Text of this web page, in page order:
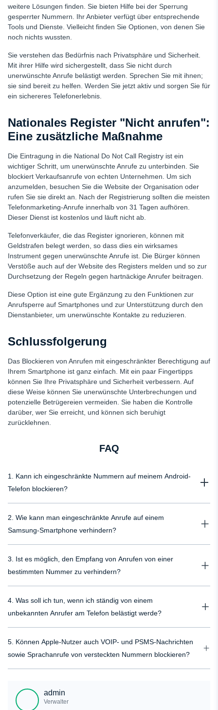
weitere Lösungen finden. Sie bieten Hilfe bei der Sperrung
gesperrter Nummern. Ihr Anbieter verfügt über entsprechende
Tools und Dienste. Vielleicht finden Sie Optionen, von denen Sie
noch nichts wussten.
Sie verstehen das Bedürfnis nach Privatsphäre und Sicherheit.
Mit ihrer Hilfe wird sichergestellt, dass Sie nicht durch
unerwünschte Anrufe belästigt werden. Sprechen Sie mit ihnen;
sie sind bereit zu helfen. Werden Sie jetzt aktiv und sorgen Sie für
ein sichereres Telefonerlebnis.
Nationales Register "Nicht anrufen":
Eine zusätzliche Maßnahme
Die Eintragung in die National Do Not Call Registry ist ein
wichtiger Schritt, um unerwünschte Anrufe zu unterbinden. Sie
blockiert Verkaufsanrufe von echten Unternehmen. Um sich
anzumelden, besuchen Sie die Website der Organisation oder
rufen Sie sie direkt an. Nach der Registrierung sollten die meisten
Telefonmarketing-Anrufe innerhalb von 31 Tagen aufhören.
Dieser Dienst ist kostenlos und läuft nicht ab.
Telefonverkäufer, die das Register ignorieren, können mit
Geldstrafen belegt werden, so dass dies ein wirksames
Instrument gegen unerwünschte Anrufe ist. Die Bürger können
Verstöße auch auf der Website des Registers melden und so zur
Durchsetzung der Regeln gegen hartnäckige Anrufer beitragen.
Diese Option ist eine gute Ergänzung zu den Funktionen zur
Anrufsperre auf Smartphones und zur Unterstützung durch den
Dienstanbieter, um unerwünschte Kontakte zu reduzieren.
Schlussfolgerung
Das Blockieren von Anrufen mit eingeschränkter Berechtigung auf
Ihrem Smartphone ist ganz einfach. Mit ein paar Fingertipps
können Sie Ihre Privatsphäre und Sicherheit verbessern. Auf
diese Weise können Sie unerwünschte Unterbrechungen und
potenzielle Betrügereien vermeiden. Sie haben die Kontrolle
darüber, wer Sie erreicht, und können sich beruhigt
zurücklehnen.
FAQ
1. Kann ich eingeschränkte Nummern auf meinem Android-
Telefon blockieren?
eingebaute Anrufsperre verwenden oder den uMobix Phone Tracker
installieren.
2. Wie kann man eingeschränkte Anrufe auf einem
Samsung-Smartphone verhindern?
Telefon-App, tippen Sie auf "Einstellungen" und wählen Sie dann "Nummern
blockieren". Hier können Sie die Option zum Blockieren anonymer Anrufe
3. Ist es möglich, den Empfang von Anrufen von einer
bestimmten Nummer zu verhindern?
erhalten, indem Sie die Funktionen zur Sperrung anonymer Anrufe
aktivieren, die in den Einstellungen Ihres Telefons oder über Ihren
4. Was soll ich tun, wenn ich ständig von einem
unbekannten Anrufer am Telefon belästigt werde?
Sie die Blockierfunktion Ihres Telefons, um diese Anrufe zu stoppen, und
melden Sie die Mobbing-Vorfälle den Behörden oder vertrauenswürdigen
5. Können Apple-Nutzer auch VOIP- und PSMS-Nachrichten
sowie Sprachanrufe von versteckten Nummern blockieren?
versteckten oder anonymen Nummern über ihre Geräteeinstellungen zu
blockieren, um ihre Privatsphäre besser zu schützen.
admin
Verwalter